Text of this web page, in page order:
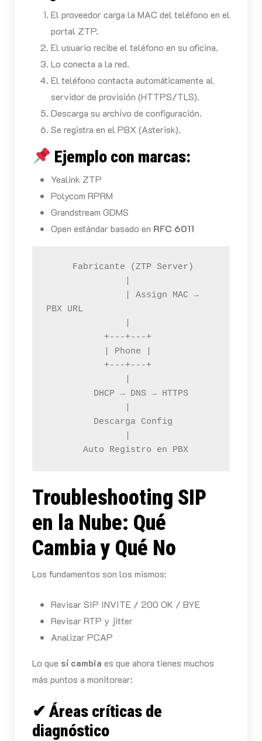
El proveedor carga la MAC del teléfono en el
portal ZTP.
El usuario recibe el teléfono en su oficina.
Lo conecta a la red.
El teléfono contacta automáticamente al
servidor de provisión (HTTPS/TLS).
Descarga su archivo de configuración.
Se registra en el PBX (Asterisk).
Ejemplo con marcas:
Yealink ZTP
Polycom RPRM
Grandstream GDMS
Open estándar basado en RFC 6011
PBX URL
       Auto Registro en PBX
Troubleshooting SIP
en la Nube: Qué
Cambia y Qué No
Los fundamentos son los mismos:
Revisar SIP INVITE / 200 OK / BYE
Revisar RTP y jitter
Analizar PCAP
Lo que sí cambia es que ahora tienes muchos
más puntos a monitorear:
✔ Áreas críticas de
diagnóstico